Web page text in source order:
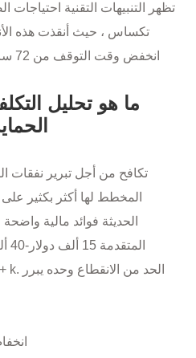
تظهر التنبيهات التقنية
تكساس ، حيث أنقذت هذه
ما هو تحليل
تكافح من أجل تبرير نفقات
المخطط لها أكثر بكثير
الحديثة فوائد مالية